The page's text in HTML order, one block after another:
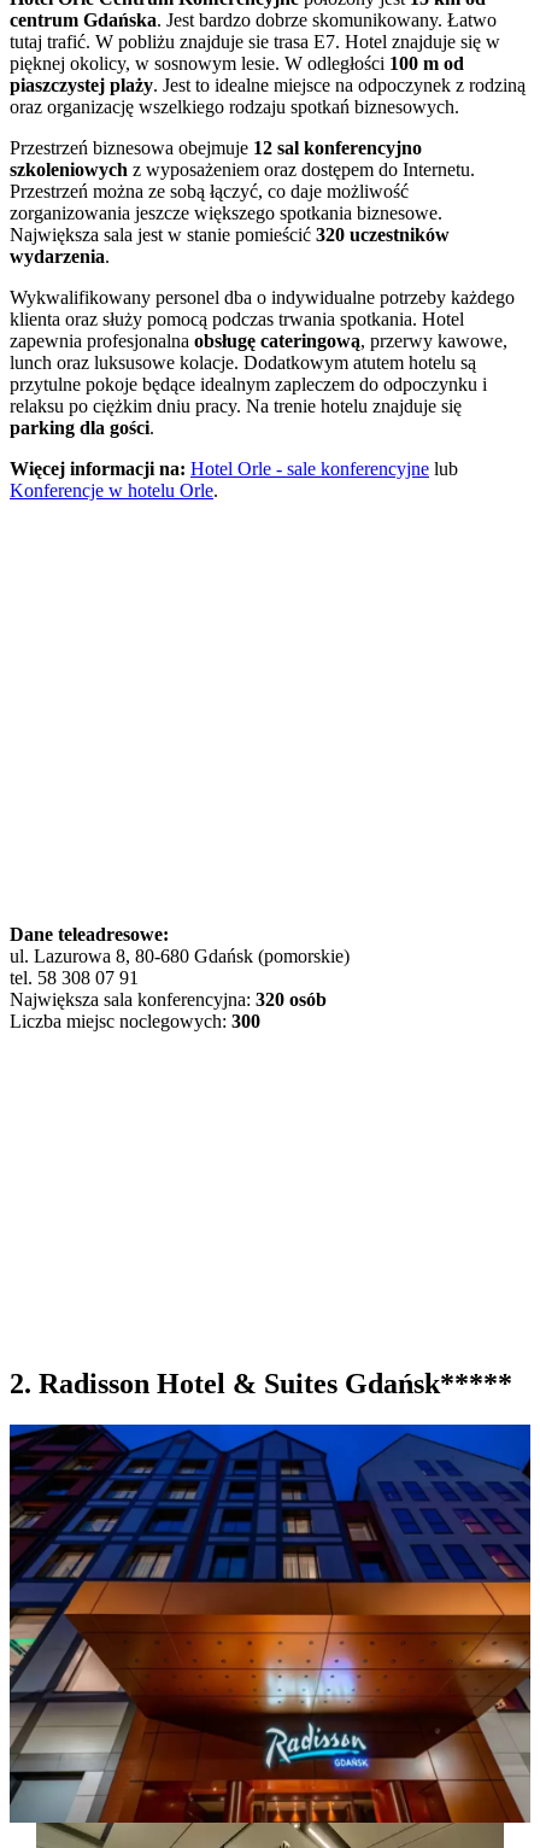
centrum Gdańska. Jest bardzo dobrze skomunikowany. Łatwo
tutaj trafić. W pobliżu znajduje sie trasa E7. Hotel znajduje się w
pięknej okolicy, w sosnowym lesie. W odległości 100 m od
piaszczystej plaży. Jest to idealne miejsce na odpoczynek z rodziną
oraz organizację wszelkiego rodzaju spotkań biznesowych.
Przestrzeń biznesowa obejmuje 12 sal konferencyjno
szkoleniowych z wyposażeniem oraz dostępem do Internetu.
Przestrzeń można ze sobą łączyć, co daje możliwość
zorganizowania jeszcze większego spotkania biznesowe.
Największa sala jest w stanie pomieścić 320 uczestników
wydarzenia.
Wykwalifikowany personel dba o indywidualne potrzeby każdego
klienta oraz służy pomocą podczas trwania spotkania. Hotel
zapewnia profesjonalna obsługę cateringową, przerwy kawowe,
lunch oraz luksusowe kolacje. Dodatkowym atutem hotelu są
przytulne pokoje będące idealnym zapleczem do odpoczynku i
relaksu po ciężkim dniu pracy. Na trenie hotelu znajduje się
parking dla gości.
Więcej informacji na: Hotel Orle - sale konferencyjne lub
Konferencje w hotelu Orle.
Dane teleadresowe:
ul. Lazurowa 8, 80-680 Gdańsk (pomorskie)
tel. 58 308 07 91
Największa sala konferencyjna: 320 osób
Liczba miejsc noclegowych: 300
2. Radisson Hotel & Suites Gdańsk*****